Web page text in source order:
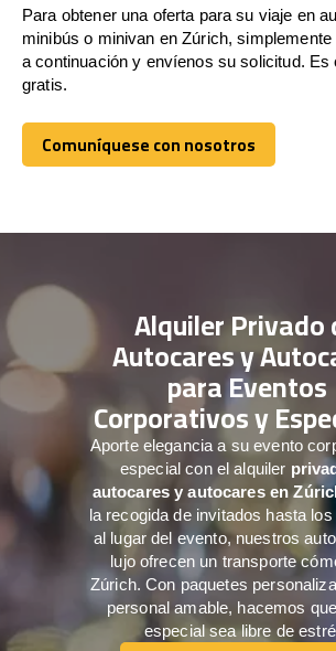
Para obtener una oferta para su viaje en
minibús o minivan en Zúrich,
a continuación y envíenos su solicitud. Es
gratis.
Comuníquese con nosotros
Comuníquese con nosotros
Alquiler Privado
Autocares y
para Eventos
Corporativos y
Aporte elegancia a su evento
especial con el alquiler
autocares y autocares en
la recogida de invitados hasta
al lugar del evento, nuestros
lujo ofrecen un transporte
Zúrich. Con paquetes
personal amable, hacemos
especial sea libre de